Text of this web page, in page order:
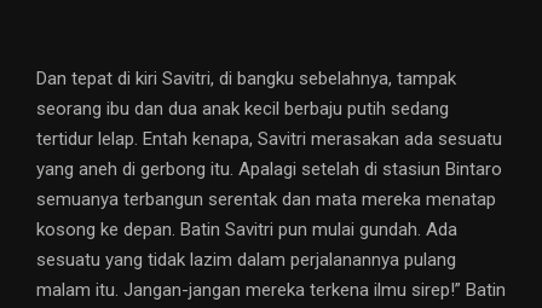
Dan tepat di kiri Savitri, di bangku sebelahnya, tampak
seorang ibu dan dua anak kecil berbaju putih sedang
tertidur lelap. Entah kenapa, Savitri merasakan ada sesuatu
yang aneh di gerbong itu. Apalagi setelah di stasiun Bintaro
semuanya terbangun serentak dan mata mereka menatap
kosong ke depan. Batin Savitri pun mulai gundah. Ada
sesuatu yang tidak lazim dalam perjalanannya pulang
malam itu. Jangan-jangan mereka terkena ilmu sirep!” Batin